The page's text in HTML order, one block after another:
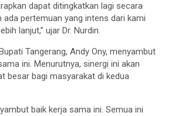
dapat ditingkatkan lagi secara
ada pertemuan yang intens dari kami
lanjut,” ujar Dr. Nurdin.
Tangerang, Andy Ony, menyambut
ini. Menurutnya, sinergi ini akan
besar bagi masyarakat di kedua
baik kerja sama ini. Semua ini